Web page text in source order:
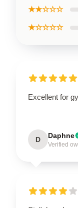
★★☆☆☆
★☆☆☆☆
Excellent for
D Daphne
Verified